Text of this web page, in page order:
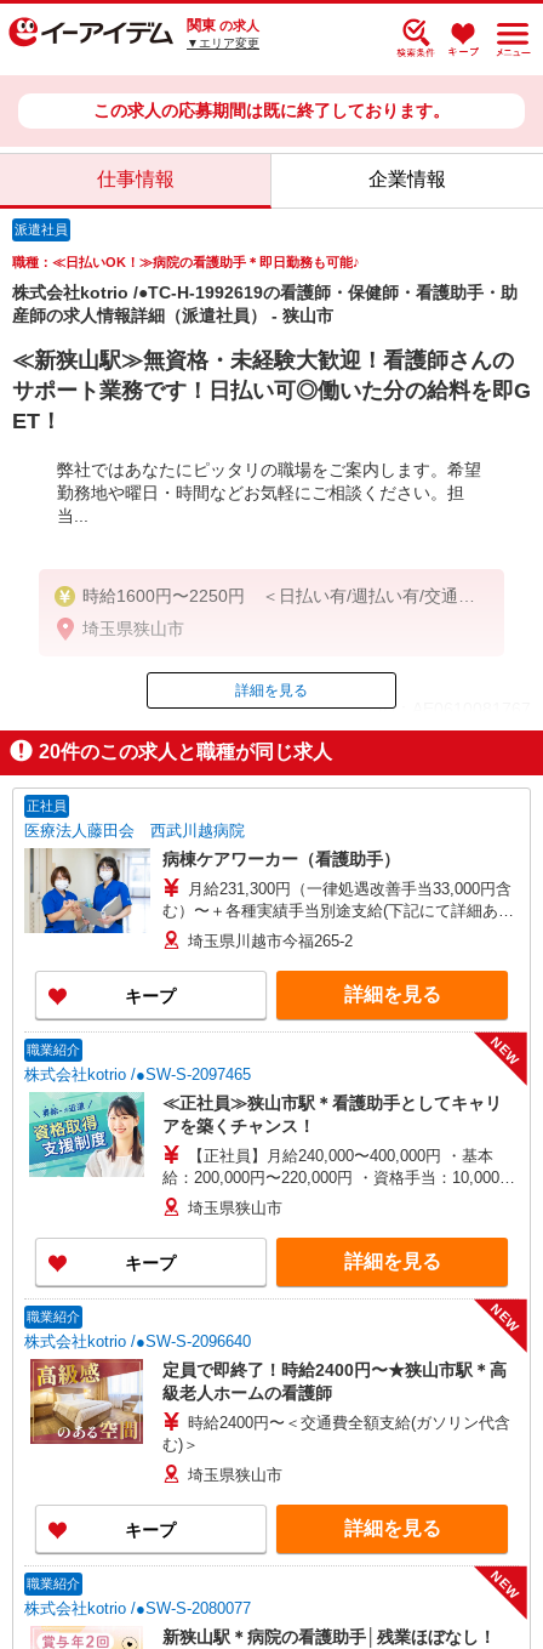
関東 の求人
▼エリア変更
この求人の応募期間は既に終了しております。
仕事情報 企業情報
派遣社員
職種：≪日払いOK！≫病院の看護助手＊即日勤務も可能♪
株式会社kotrio /●TC-H-1992619の看護師・保健師・看護助手・助
産師の求人情報詳細（派遣社員） - 狭山市
≪新狭山駅≫無資格・未経験大歓迎！看護師さんの
サポート業務です！日払い可◎働いた分の給料を即G
ET！
弊社ではあなたにピッタリの職場をご案内します。希望
勤務地や曜日・時間などお気軽にご相談ください。担
当...
時給1600円〜2250円 ＜日払い有/週払い有/交通費
全支給(ガソリン代含む)＞
埼玉県狭山市
ID：AE0610081767
掲載期間終了
詳細を見る
20件のこの求人と職種が同じ求人
正社員
医療法人藤田会 西武川越病院
病棟ケアワーカー（看護助手）
月給231,300円（一律処遇改善手当33,000円含
む）〜＋各種実績手当別途支給(下記にて詳細あり)
※介護経験者は経歴を考慮し優遇 【各種実績手
当】 ◎夜勤手当12,000円×4回 ◎介護福祉士の資
格手当10,000円（今回増額！） ◎賞与年2回
（夏：基本給×2.0 冬：基本給×2.6） ※入職初
年度は入職月により調整があります。 ◎通勤手当
231,300円＋夜勤手当4回分48,000円） 【年収例】
469万円（月給24万円＋賞与2回＋夜勤手当） ★令
和7年度実績例 入職5年・経験者(介護福祉士)
埼玉県川越市今福265-2
キープ 詳細を見る
職業紹介
株式会社kotrio /●SW-S-2097465
NEW
≪正社員≫狭山市駅＊看護助手としてキャリ
アを築くチャンス！
【正社員】月給240,000〜400,000円 ・基本
給：200,000円〜220,000円 ・資格手当：10,000〜
30,000円 ・役職手当：10,000〜70,000円 ・処遇改
善手当：20,000〜60,000円（勤続年数、保有資格
により変動） ・固定残業手当：20,000円（10時
間） ※固定残業時間を超過する場合には超過勤務
手当として別途支給 ・夜勤手当：10,000円/1回
歓迎 ・認知症介護基礎研修 ・初任者研修 ・実務
者研修 ・介護福祉士 など
埼玉県狭山市
キープ 詳細を見る
職業紹介
株式会社kotrio /●SW-S-2096640
NEW
定員で即終了！時給2400円〜★狭山市駅＊高
級老人ホームの看護師
時給2400円〜＜交通費全額支給(ガソリン代含
む)＞
埼玉県狭山市
キープ 詳細を見る
職業紹介
株式会社kotrio /●SW-S-2080077
NEW
新狭山駅＊病院の看護助手│残業ほぼなし！